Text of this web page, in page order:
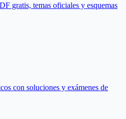
gratis, temas oficiales y esquemas
con soluciones y exámenes de